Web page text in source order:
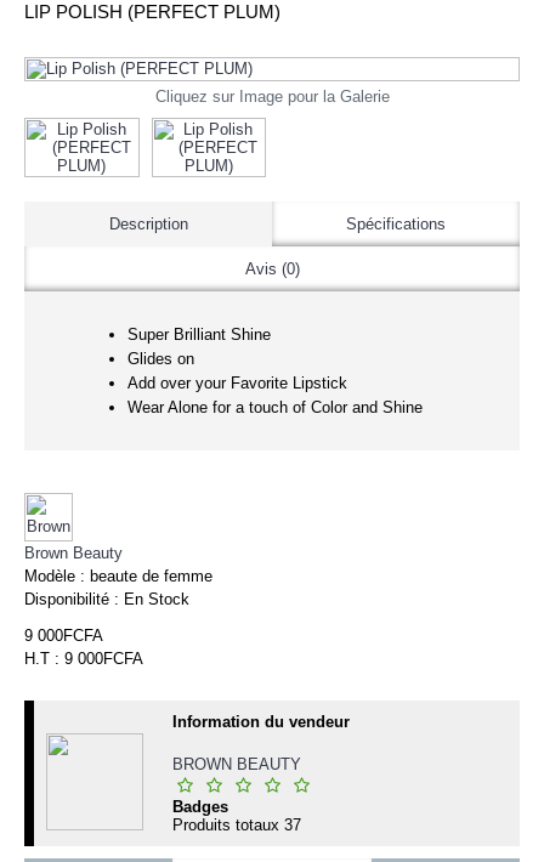
LIP POLISH (PERFECT PLUM)
Cliquez sur Image pour la Galerie
Description Spécifications
Avis (0)
Super Brilliant Shine
Glides on
Add over your Favorite Lipstick
Wear Alone for a touch of Color and Shine
Brown Beauty
Modèle : beaute de femme
Disponibilité : En Stock
9 000FCFA
H.T : 9 000FCFA
Information du vendeur
BROWN BEAUTY
Badges
Produits totaux 37